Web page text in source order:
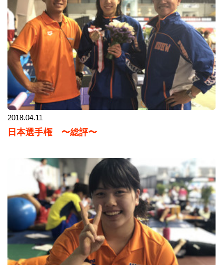
2018.04.11
日本選手権 〜総評〜